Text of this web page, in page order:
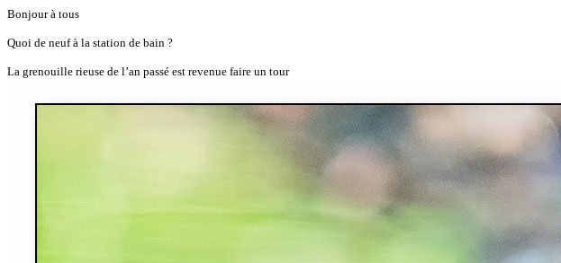
Bonjour à tous
Quoi de neuf à la station de bain ?
La grenouille rieuse de l’an passé est revenue faire un tour